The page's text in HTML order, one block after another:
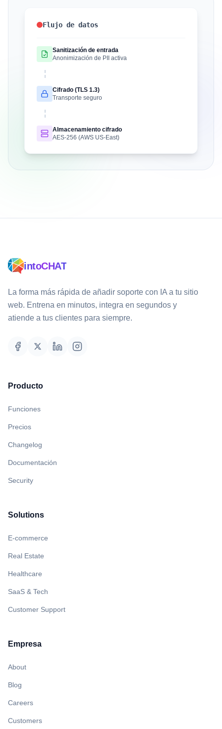
Flujo de datos
Sanitización de entrada
Anonimización de PII activa
Cifrado (TLS 1.3)
Transporte seguro
Almacenamiento cifrado
AES-256 (AWS US-East)
intoCHAT
La forma más rápida de añadir soporte con IA a tu sitio
web. Entrena en minutos, integra en segundos y
atiende a tus clientes para siempre.
Producto
Funciones
Precios
Changelog
Documentación
Security
Solutions
E-commerce
Real Estate
Healthcare
SaaS & Tech
Customer Support
Empresa
About
Blog
Careers
Customers